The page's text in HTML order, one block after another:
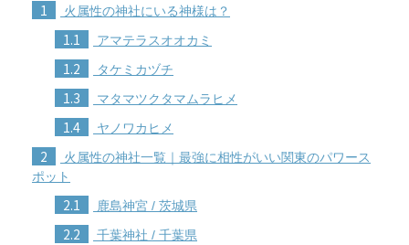
1 火属性の神社にいる神様は？
1.1 アマテラスオオカミ
1.2 タケミカヅチ
1.3 マタマツクタマムラヒメ
1.4 ヤノワカヒメ
2
火属性の神社一覧｜最強に相性がいい関東のパワース
ポット
2.1 鹿島神宮 / 茨城県
2.2 千葉神社 / 千葉県